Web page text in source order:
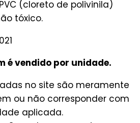
(cloreto de polivinila)
tóxico.
é vendido por unidade.
no site são meramente
ou não corresponder com
aplicada.